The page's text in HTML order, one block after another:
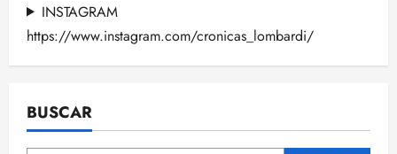
INSTAGRAM
https://www.instagram.com/cronicas_lombardi/
BUSCAR